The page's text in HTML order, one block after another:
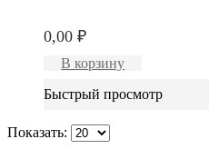
0,00₽
В корзину
Быстрый просмотр
Показать: